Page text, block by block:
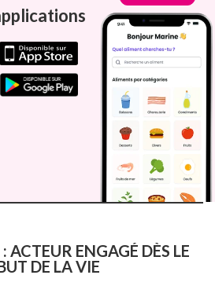
ACTEUR ENGAGÉ DÈS LE
DE LA VIE